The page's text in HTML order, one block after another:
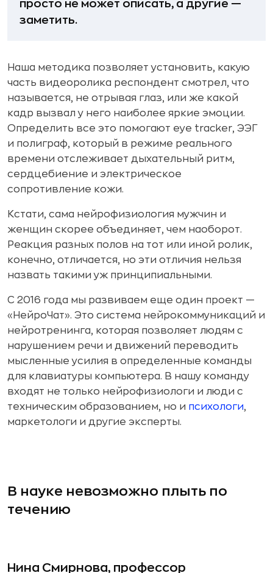
просто не может описать, а другие —
заметить.
Наша методика позволяет установить, какую
часть видеоролика респондент смотрел, что
называется, не отрывая глаз, или же какой
кадр вызвал у него наиболее яркие эмоции.
Определить все это помогают eye tracker, ЭЭГ
и полиграф, который в режиме реального
времени отслеживает дыхательный ритм,
сердцебиение и электрическое
сопротивление кожи.
Кстати, сама нейрофизиология мужчин и
женщин скорее объединяет, чем наоборот.
Реакция разных полов на тот или иной ролик,
конечно, отличается, но эти отличия нельзя
назвать такими уж принципиальными.
С 2016 года мы развиваем еще один проект —
«НейроЧат». Это система нейрокоммуникаций и
нейротренинга, которая позволяет людям с
нарушением речи и движений переводить
мысленные усилия в определенные команды
для клавиатуры компьютера. В нашу команду
входят не только нейрофизиологи и люди с
техническим образованием, но и психологи,
маркетологи и другие эксперты.
В науке невозможно плыть по
течению
Нина Смирнова, профессор